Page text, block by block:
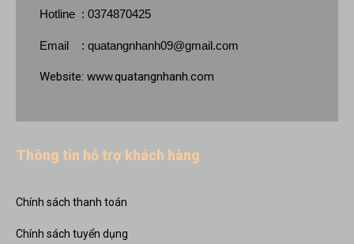
Hotline : 0374870425
Email : quatangnhanh09@gmail.com
Website: www.quatangnhanh.com
Thông tin hỗ trợ khách hàng
Chính sách thanh toán
Chính sách tuyển dụng